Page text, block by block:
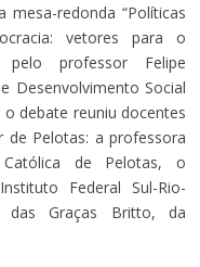
mesa-redonda “Políticas
vetores para o
pelo professor Felipe
Desenvolvimento Social
debate reuniu docentes
de Pelotas: a professora
Católica de Pelotas, o
Federal Sul-Rio-
das Graças Britto, da